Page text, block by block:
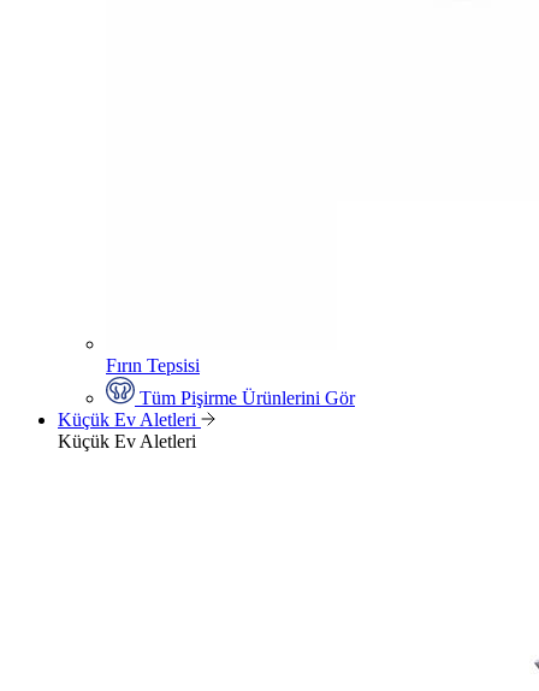
Fırın Tepsisi
Tüm Pişirme Ürünlerini Gör
Küçük Ev Aletleri
Küçük Ev Aletleri